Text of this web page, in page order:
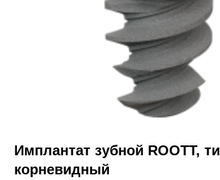
Имплантат зубной ROOTT,
корневидный